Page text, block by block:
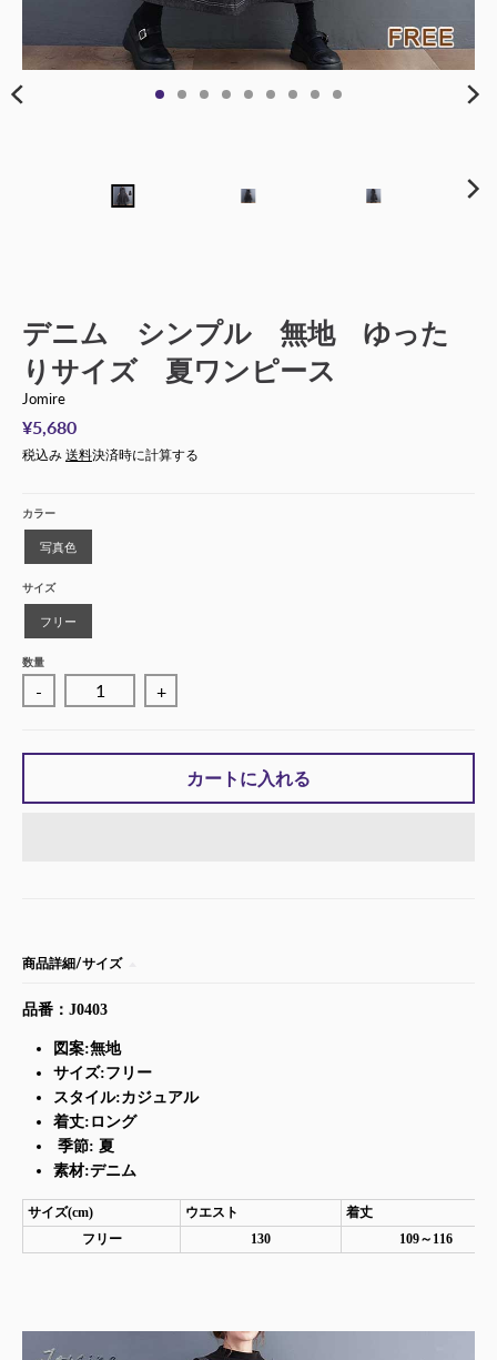
デニム シンプル 無地 ゆった
りサイズ 夏ワンピース
Jomire
¥5,680
税込み 送料決済時に計算する
カラー
写真色
サイズ
フリー
数量
- +
カートに入れる
商品詳細/サイズ
品番：J0403
図案:無地
サイズ:フリー
スタイル:カジュアル
着丈:ロング
季節: 夏
素材:デニム
サイズ(cm) ウエスト
着丈
フリー
130 109～116